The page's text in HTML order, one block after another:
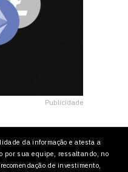
Publicidade
da informação e atesta a
por sua equipe, ressaltando, no
de investimento,